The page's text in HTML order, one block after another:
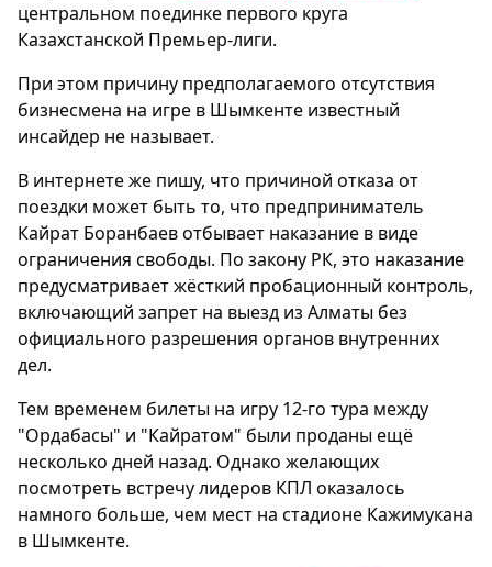
центральном поединке первого круга
Казахстанской Премьер-лиги.
При этом причину предполагаемого отсутствия
бизнесмена на игре в Шымкенте известный
инсайдер не называет.
В интернете же пишу, что причиной отказа от
поездки может быть то, что предприниматель
Кайрат Боранбаев отбывает наказание в виде
ограничения свободы. По закону РК, это наказание
предусматривает жёсткий пробационный контроль,
включающий запрет на выезд из Алматы без
официального разрешения органов внутренних
дел.
Тем временем билеты на игру 12-го тура между
"Ордабасы" и "Кайратом" были проданы ещё
несколько дней назад. Однако желающих
посмотреть встречу лидеров КПЛ оказалось
намного больше, чем мест на стадионе Кажимукана
в Шымкенте.